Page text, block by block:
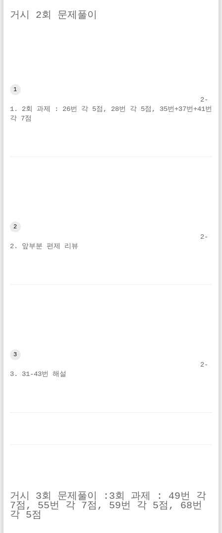
거시 2회 문제풀이
1
2-
1. 2회 과제 : 26번 각 5점, 28번 각 5점, 35번+37번+41번
각 7점
2
2-
2. 앞부분 편제 리뷰
3
2-
3. 31-43번 해설
거시 3회 문제풀이 :3회 과제 : 49번 각
7점, 55번 각 7점, 59번 각 5점, 68번
각 5점